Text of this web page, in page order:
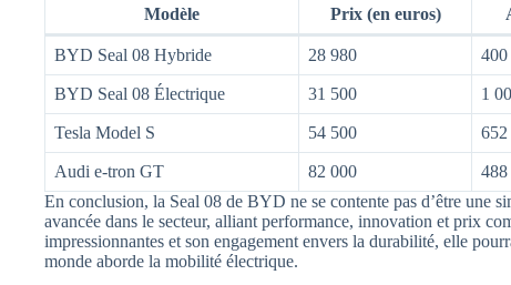
Modèle Prix (en euros)
BYD Seal 08 Hybride 28 980 400
BYD Seal 08 Électrique 31 500 1
Tesla Model S 54 500 652
Audi e-tron GT 82 000 488
En conclusion, la Seal 08 de BYD ne se contente pas d’être une
avancée dans le secteur, alliant performance, innovation et prix
impressionnantes et son engagement envers la durabilité, elle
monde aborde la mobilité électrique.